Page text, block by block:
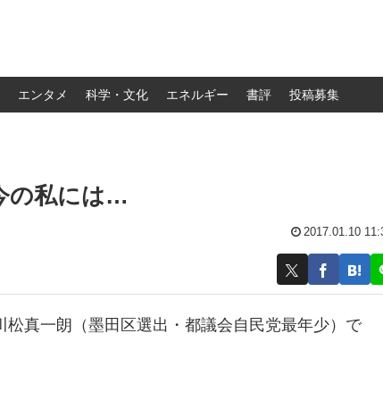
エンタメ 科学・文化 エネルギー 書評 投稿募集
の私には…
2017.01.10
真一朗（墨田区選出・都議会自民党最年少）で